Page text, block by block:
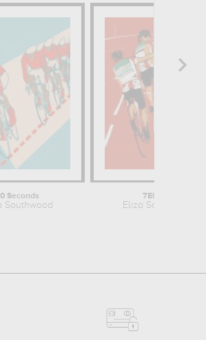
Seconds
Southwood
7Eleven
Eliza Southwood